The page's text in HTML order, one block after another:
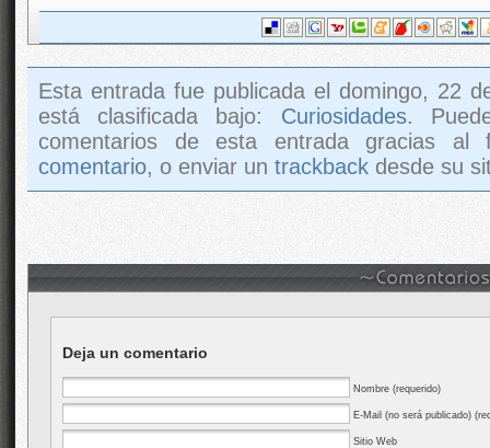
Esta entrada fue publicada el domingo, 22
está clasificada bajo: Curiosidades.
comentarios de esta entrada gracias
comentario, o enviar un trackback desde su
Deja un comentario
Nombre (requerido)
E-Mail (no será publicado)
Sitio Web